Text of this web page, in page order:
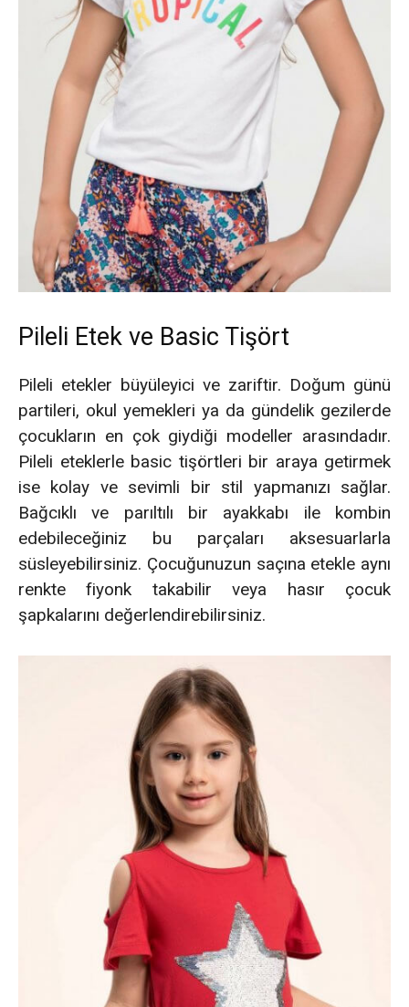
Pileli Etek ve Basic Tişört
Pileli etekler büyüleyici ve zariftir. Doğum günü
partileri, okul yemekleri ya da gündelik gezilerde
çocukların en çok giydiği modeller arasındadır.
Pileli eteklerle basic tişörtleri bir araya getirmek
ise kolay ve sevimli bir stil yapmanızı sağlar.
Bağcıklı ve parıltılı bir ayakkabı ile kombin
edebileceğiniz bu parçaları aksesuarlarla
süsleyebilirsiniz. Çocuğunuzun saçına etekle aynı
renkte fiyonk takabilir veya hasır çocuk
şapkalarını değerlendirebilirsiniz.